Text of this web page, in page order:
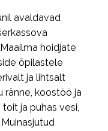
avaldavad
hoidjate
õpilastele
ja lihtsalt
koostöö ja
ja puhas vesi,